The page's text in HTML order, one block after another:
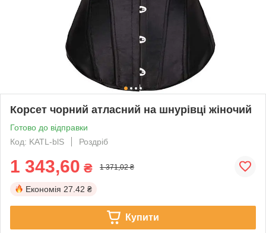
Корсет чорний атласний на шнурівці жіночий
Готово до відправки
Код: KATL-blS
Роздріб
1 343,60 ₴ 1 371,02 ₴
Економія 27.42 ₴
Купити